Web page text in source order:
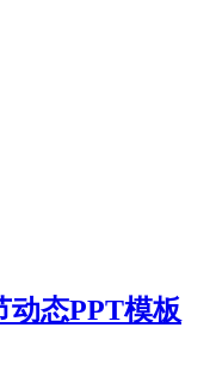
动态PPT模板